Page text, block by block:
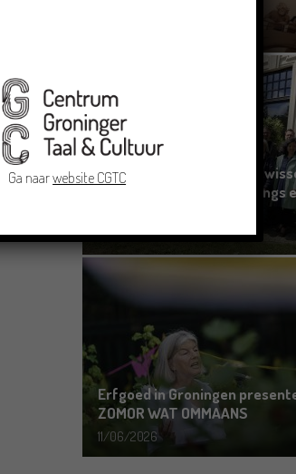
Grensoverschrijdende
Oldenburg rond het Gronings
19/06/2026
Erfgoed in Groningen
ZOMOR WAT OMMAANS
11/06/2026
Ga naarwebsite CGTC